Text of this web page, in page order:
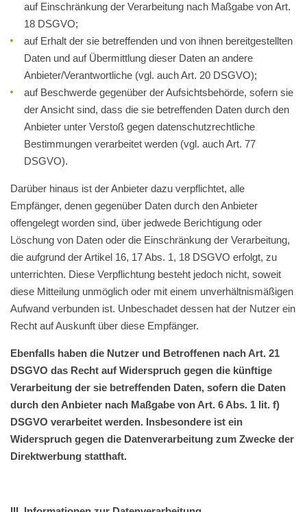
auf Einschränkung der Verarbeitung nach Maßgabe von Art.
18 DSGVO;
auf Erhalt der sie betreffenden und von ihnen bereitgestellten
Daten und auf Übermittlung dieser Daten an andere
Anbieter/Verantwortliche (vgl. auch Art. 20 DSGVO);
auf Beschwerde gegenüber der Aufsichtsbehörde, sofern sie
der Ansicht sind, dass die sie betreffenden Daten durch den
Anbieter unter Verstoß gegen datenschutzrechtliche
Bestimmungen verarbeitet werden (vgl. auch Art. 77
DSGVO).
Darüber hinaus ist der Anbieter dazu verpflichtet, alle
Empfänger, denen gegenüber Daten durch den Anbieter
offengelegt worden sind, über jedwede Berichtigung oder
Löschung von Daten oder die Einschränkung der Verarbeitung,
die aufgrund der Artikel 16, 17 Abs. 1, 18 DSGVO erfolgt, zu
unterrichten. Diese Verpflichtung besteht jedoch nicht, soweit
diese Mitteilung unmöglich oder mit einem unverhältnismäßigen
Aufwand verbunden ist. Unbeschadet dessen hat der Nutzer ein
Recht auf Auskunft über diese Empfänger.
Ebenfalls haben die Nutzer und Betroffenen nach Art. 21
DSGVO das Recht auf Widerspruch gegen die künftige
Verarbeitung der sie betreffenden Daten, sofern die Daten
durch den Anbieter nach Maßgabe von Art. 6 Abs. 1 lit. f)
DSGVO verarbeitet werden. Insbesondere ist ein
Widerspruch gegen die Datenverarbeitung zum Zwecke der
Direktwerbung statthaft.